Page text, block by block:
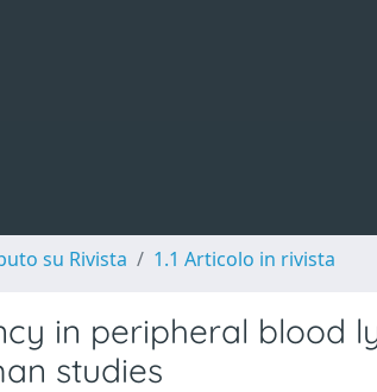
su Rivista 1.1 Articolo in rivista
in peripheral blood
studies